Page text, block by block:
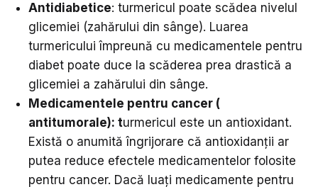
Antidiabetice: turmericul poate scădea nivelul
glicemiei (zahărului din sânge). Luarea
turmericului împreună cu medicamentele pentru
diabet poate duce la scăderea prea drastică a
glicemiei a zahărului din sânge.
Medicamentele pentru cancer (
antitumorale):turmericul este un antioxidant.
Există o anumită îngrijorare că antioxidanții ar
putea reduce efectele medicamentelor folosite
pentru cancer. Dacă luați medicamente pentru